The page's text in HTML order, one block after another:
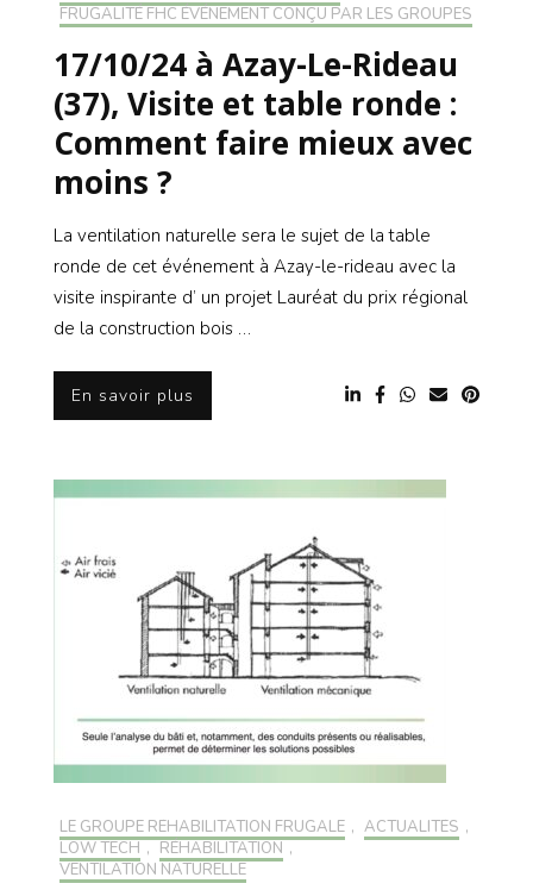
FRUGALITÉ FHC ÉVÉNEMENT CONÇU PAR LES GROUPES
17/10/24 à Azay-Le-Rideau
(37), Visite et table ronde :
Comment faire mieux avec
moins ?
La ventilation naturelle sera le sujet de la table
ronde de cet événement à Azay-le-rideau avec la
visite inspirante d’ un projet Lauréat du prix régional
de la construction bois …
En savoir plus
LE GROUPE RÉHABILITATION FRUGALE , ACTUALITÉS ,
LOW TECH , RÉHABILITATION ,
VENTILATION NATURELLE